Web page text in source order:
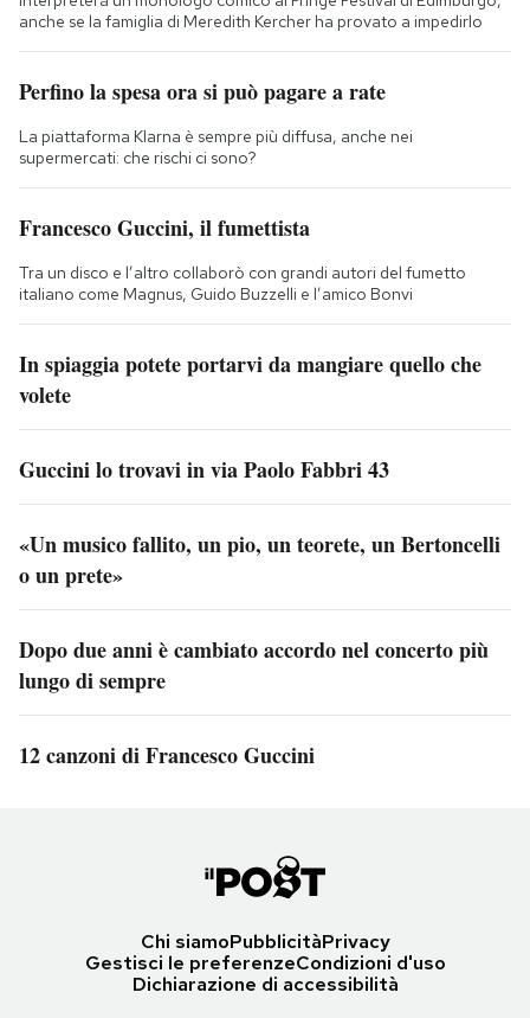
anche se la famiglia di Meredith Kercher ha provato a impedirlo
Perfino la spesa ora si può pagare a rate
La piattaforma Klarna è sempre più diffusa, anche nei
supermercati: che rischi ci sono?
Francesco Guccini, il fumettista
Tra un disco e l’altro collaborò con grandi autori del fumetto
italiano come Magnus, Guido Buzzelli e l’amico Bonvi
In spiaggia potete portarvi da mangiare quello che
volete
Guccini lo trovavi in via Paolo Fabbri 43
«Un musico fallito, un pio, un teorete, un Bertoncelli
o un prete»
Dopo due anni è cambiato accordo nel concerto più
lungo di sempre
12 canzoni di Francesco Guccini
Chi siamoPubblicitàPrivacy
Gestisci le preferenzeCondizioni d'uso
Dichiarazione di accessibilità